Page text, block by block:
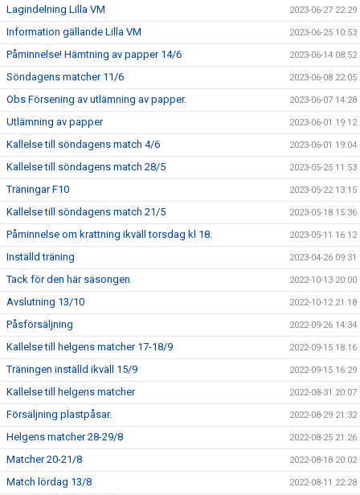
Lagindelning Lilla VM 2023-06-27 22:29
Information gällande Lilla VM 2023-06-25 10:53
Påminnelse! Hämtning av papper 14/6 2023-06-14 08:52
Söndagens matcher 11/6 2023-06-08 22:05
Obs Försening av utlämning av papper. 2023-06-07 14:28
Utlämning av papper 2023-06-01 19:12
Kallelse till söndagens match 4/6 2023-06-01 19:04
Kallelse till söndagens match 28/5 2023-05-25 11:53
Träningar F10 2023-05-22 13:15
Kallelse till söndagens match 21/5 2023-05-18 15:36
Påminnelse om krattning ikväll torsdag kl 18. 2023-05-11 16:12
Inställd träning 2023-04-26 09:31
Tack för den här säsongen 2022-10-13 20:00
Avslutning 13/10 2022-10-12 21:18
Påsförsäljning 2022-09-26 14:34
Kallelse till helgens matcher 17-18/9 2022-09-15 18:16
Träningen inställd ikväll 15/9 2022-09-15 16:29
Kallelse till helgens matcher 2022-08-31 20:07
Försäljning plastpåsar. 2022-08-29 21:32
Helgens matcher 28-29/8 2022-08-25 21:26
Matcher 20-21/8 2022-08-18 20:02
Match lördag 13/8 2022-08-11 22:28